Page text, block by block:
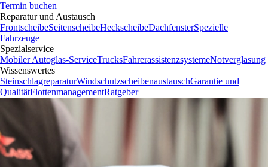
Termin buchen
Reparatur und Austausch
FrontscheibeSeitenscheibeHeckscheibeDachfensterSpezielle
Fahrzeuge
Spezialservice
Mobiler Autoglas-ServiceTrucksFahrerassistenzsystemeNotverglasung
Wissenswertes
SteinschlagreparaturWindschutzscheibenaustauschGarantie und
QualitätFlottenmanagementRatgeber